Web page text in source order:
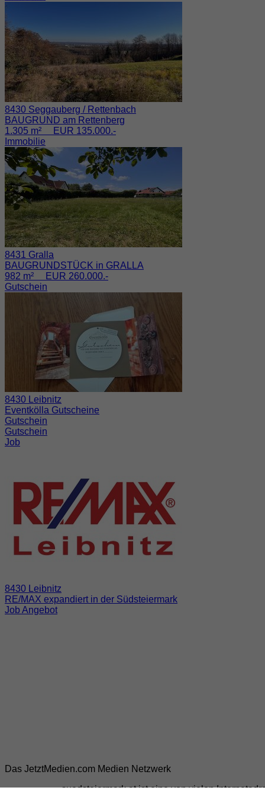
8430 Seggauberg / Rettenbach
BAUGRUND am Rettenberg
1.305 m² EUR 135.000.-
Immobilie
8431 Gralla
BAUGRUNDSTÜCK in GRALLA
982 m² EUR 260.000.-
Gutschein
8430 Leibnitz
Eventkölla Gutscheine
Gutschein
Gutschein
Job
8430 Leibnitz
RE/MAX expandiert in der Südsteiermark
Job Angebot
Das JetztMedien.com Medien Netzwerk
suedsteiermark.at ist eine von vielen